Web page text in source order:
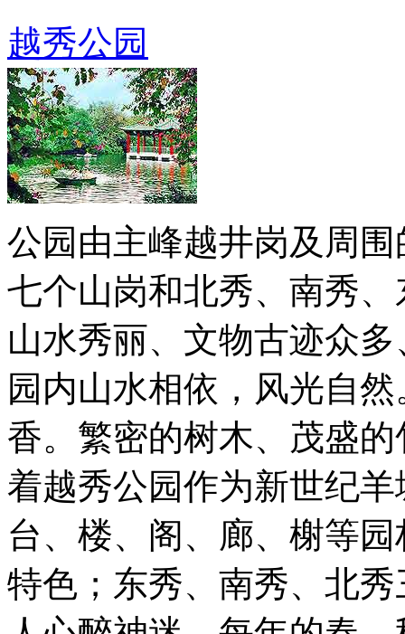
越秀公园
公园由主峰越井岗及周
七个山岗和北秀、南秀
山水秀丽、文物古迹众
园内山水相依，风光自
香。繁密的树木、茂盛
着越秀公园作为新世纪
台、楼、阁、廊、榭等
特色；东秀、南秀、北